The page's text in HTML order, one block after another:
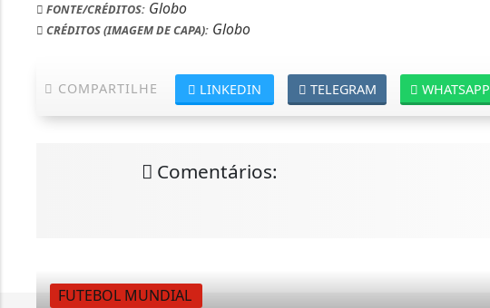
FONTE/CRÉDITOS: Globo
CRÉDITOS (IMAGEM DE CAPA): Globo
COMPARTILHE WHATSAPP
TELEGRAM
LINKEDIN
Comentários:
FUTEBOL MUNDIAL